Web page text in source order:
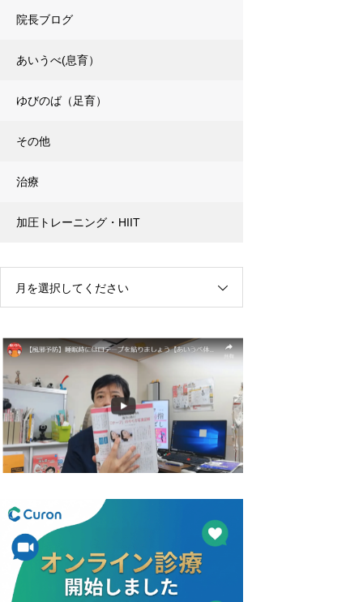
院長ブログ
あいうべ(息育）
ゆびのば（足育）
その他
治療
加圧トレーニング・HIIT
月を選択してください